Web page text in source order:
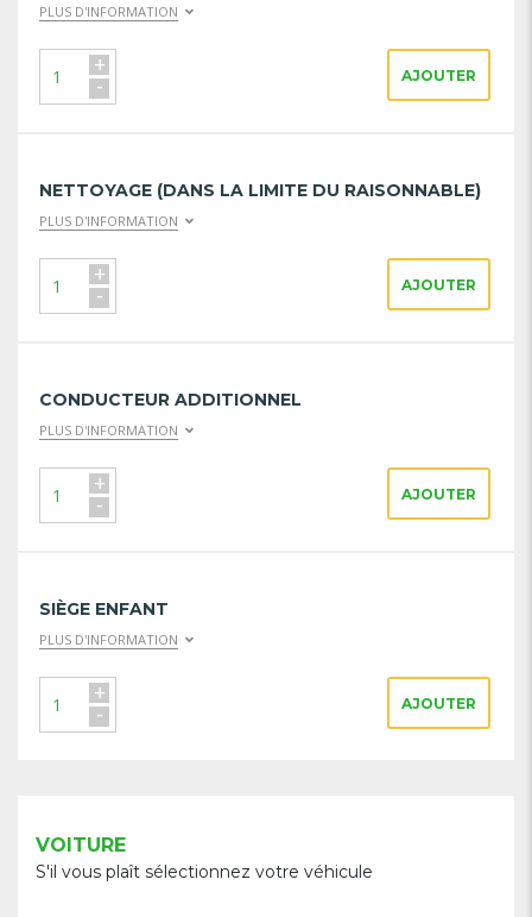
PLUS D'INFORMATION
+
- AJOUTER
NETTOYAGE (DANS LA LIMITE DU RAISONNABLE)
PLUS D'INFORMATION
+
- AJOUTER
CONDUCTEUR ADDITIONNEL
PLUS D'INFORMATION
+
- AJOUTER
SIÈGE ENFANT
PLUS D'INFORMATION
+
- AJOUTER
VOITURE
S'il vous plaît sélectionnez votre véhicule